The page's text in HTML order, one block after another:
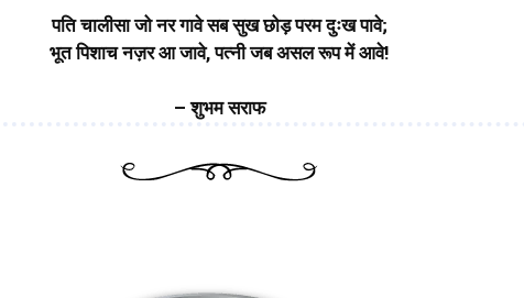
पति चालीसा जो नर गावे सब सुख छोड़ परम दुःख पावे;
भूत पिशाच नज़र आ जावे, पत्नी जब असल रूप में आवे!
– शुभम सराफ